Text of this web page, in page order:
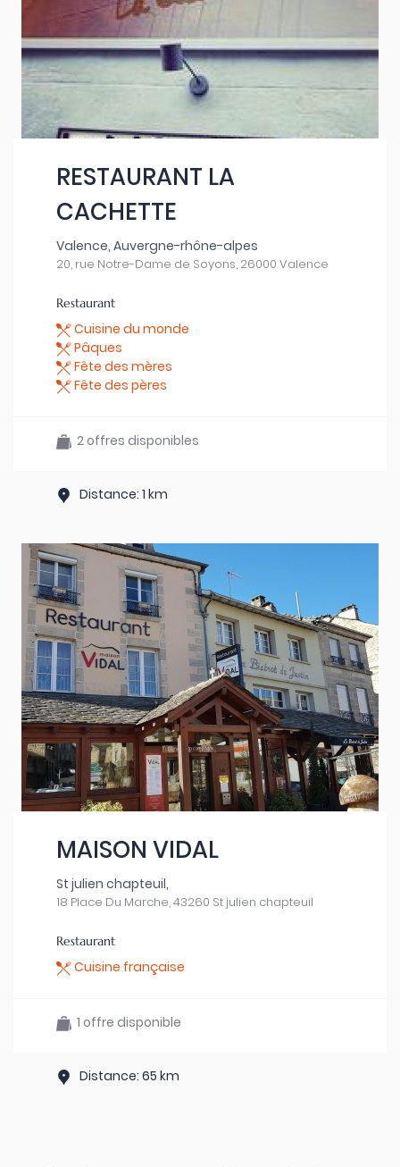
RESTAURANT LA
CACHETTE
Valence, Auvergne-rhône-alpes
20, rue Notre-Dame de Soyons, 26000 Valence
Restaurant
Cuisine du monde
Pâques
Fête des mères
Fête des pères
2 offres disponibles
Distance: 1 km
MAISON VIDAL
St julien chapteuil,
18 Place Du Marche, 43260 St julien chapteuil
Restaurant
Cuisine française
1 offre disponible
Distance: 65 km